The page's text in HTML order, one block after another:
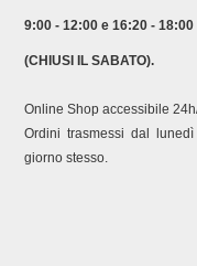
9:00 - 12:00 e 16:20 - 18:00
(CHIUSI IL SABATO).
Online Shop accessibile
Ordini trasmessi dal
giorno stesso.